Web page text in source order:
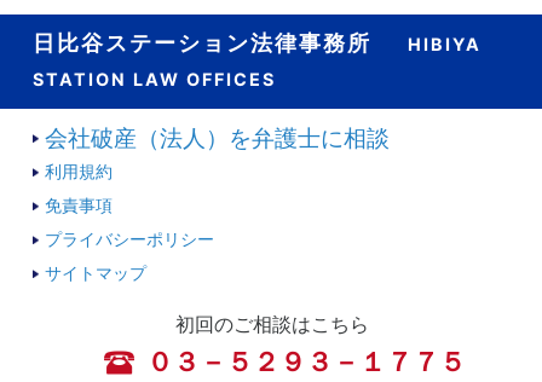
日比谷ステーション法律事務所
HIBIYA
STATION LAW OFFICES
会社破産（法人）を弁護士に相談
利用規約
免責事項
プライバシーポリシー
サイトマップ
初回のご相談はこちら
０３－５２９３－１７７５